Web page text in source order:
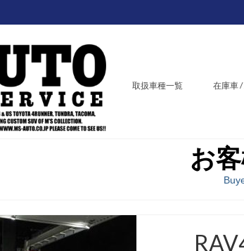
取扱車種一覧 在庫車
お